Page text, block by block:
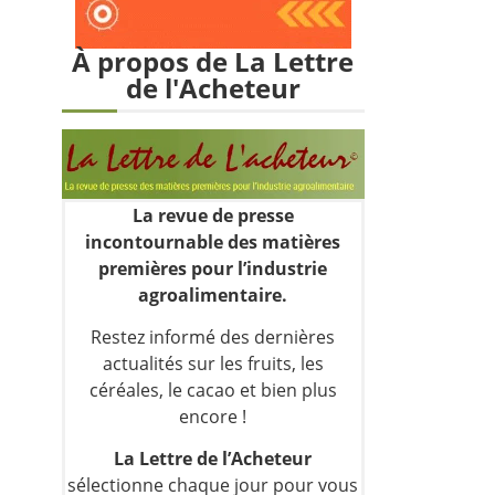
À propos de La Lettre
de l'Acheteur
La revue de presse
incontournable des matières
premières pour l’industrie
agroalimentaire.
Restez informé des dernières
actualités sur les fruits, les
céréales, le cacao et bien plus
encore !
La Lettre de l’Acheteur
sélectionne chaque jour pour vous